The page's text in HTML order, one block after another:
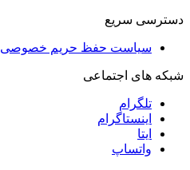
دسترسی سریع
سیاست حفظ حریم خصوصی
شبکه های اجتماعی
تلگرام
اینستاگرام
ایتا
واتساپ